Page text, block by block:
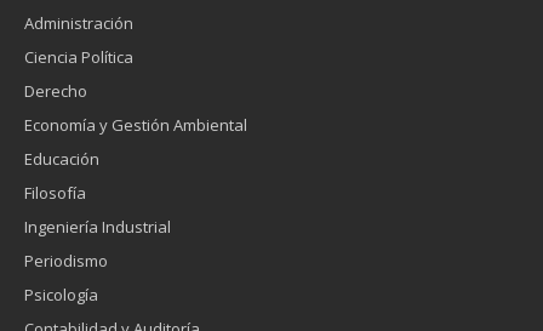
Administración
Ciencia Política
Derecho
Economía y Gestión Ambiental
Educación
Filosofía
Ingeniería Industrial
Periodismo
Psicología